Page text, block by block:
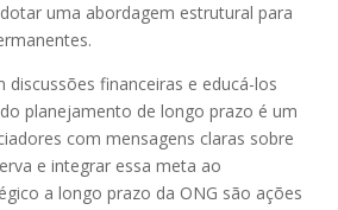
uma abordagem estrutural para
discussões financeiras e educá-los
planejamento de longo prazo é um
com mensagens claras sobre
e integrar essa meta ao
a longo prazo da ONG são ações